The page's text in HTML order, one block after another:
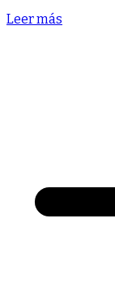
Leer más